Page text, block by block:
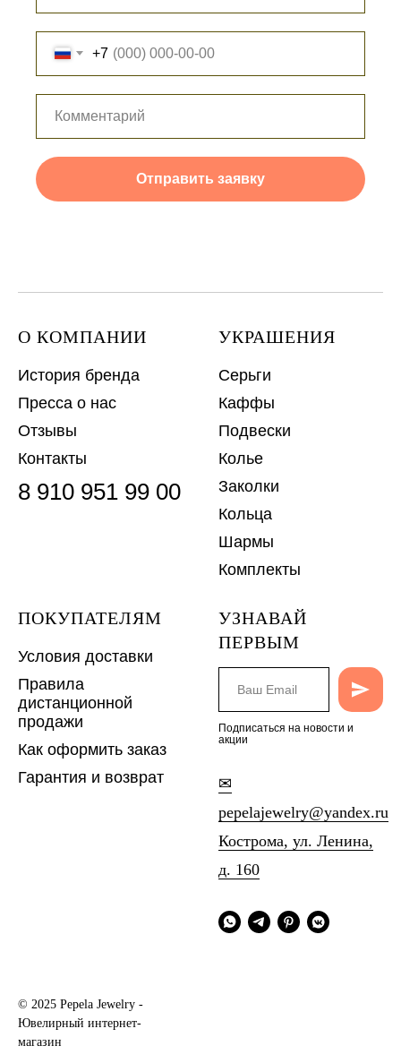
+7
Отправить заявку
О КОМПАНИИ
История бренда
Пресса о нас
Отзывы
Контакты
8 910 951 99 00
УКРАШЕНИЯ
Серьги
Каффы
Подвески
Колье
Заколки
Кольца
Шармы
Комплекты
ПОКУПАТЕЛЯМ
Условия доставки
Правила
дистанционной
продажи
Как оформить заказ
Гарантия и возврат
УЗНАВАЙ
ПЕРВЫМ
Подписаться на новости и
акции
✉
pepelajewelry@yandex.ru
Кострома, ул. Ленина,
д. 160
© 2025 Pepela Jewelry -
Ювелирный интернет-
магазин